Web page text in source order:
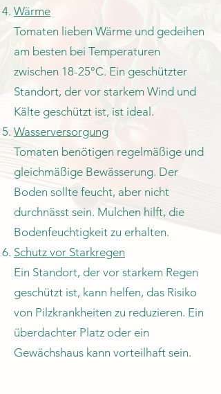
Wärme
Tomaten lieben Wärme und gedeihen
am besten bei Temperaturen
zwischen 18-25°C. Ein geschützter
Standort, der vor starkem Wind und
Kälte geschützt ist, ist ideal.
Wasserversorgung
Tomaten benötigen regelmäßige und
gleichmäßige Bewässerung. Der
Boden sollte feucht, aber nicht
durchnässt sein. Mulchen hilft, die
Bodenfeuchtigkeit zu erhalten.
Schutz vor Starkregen
Ein Standort, der vor starkem Regen
geschützt ist, kann helfen, das Risiko
von Pilzkrankheiten zu reduzieren. Ein
überdachter Platz oder ein
Gewächshaus kann vorteilhaft sein.